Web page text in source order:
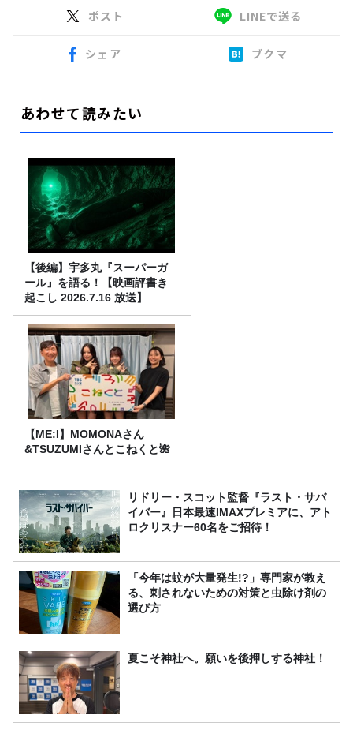
ポスト LINEで送る
シェア ブクマ
あわせて読みたい
【後編】宇多丸『スーパーガ
ール』を語る！【映画評書き
起こし 2026.7.16 放送】
【ME:I】MOMONAさん
&TSUZUMIさんとこねくと🌺
リドリー・スコット監督『ラスト・サバ
イバー』日本最速IMAXプレミアに、アト
ロクリスナー60名をご招待！
「今年は蚊が大量発生!?」専門家が教え
る、刺されないための対策と虫除け剤の
選び方
夏こそ神社へ。願いを後押しする神社！